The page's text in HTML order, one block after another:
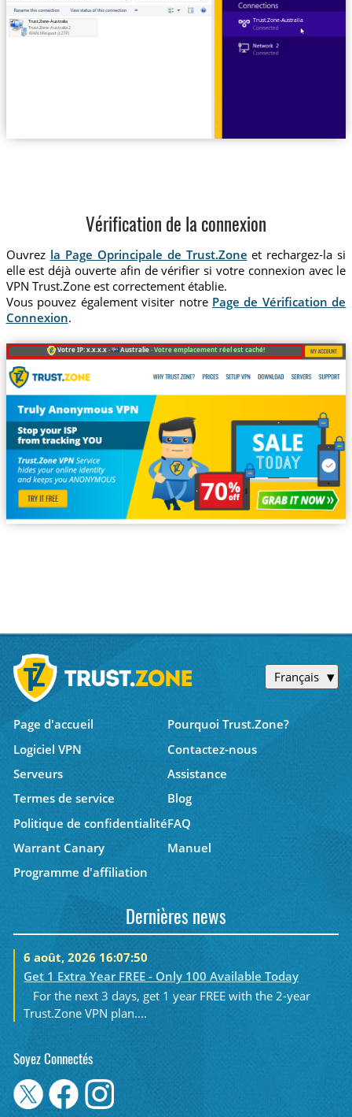
Trust.Zone-Australia
Trust.Zone-Australia 2
Trust.Zone-Australia
Vérification de la connexion
Ouvrez la Page Oprincipale de Trust.Zone et rechargez-la si
elle est déjà ouverte afin de vérifier si votre connexion avec le
VPN Trust.Zone est correctement établie.
Vous pouvez également visiter notre Page de Vérification de
Connexion.
Votre IP: x.x.x.x · Australie ·Votre emplacement réel est caché!
Français
Page d'accueil
Pourquoi Trust.Zone?
Logiciel VPN
Contactez-nous
Serveurs
Assistance
Termes de service
Blog
Politique de confidentialitéFAQ
Warrant Canary
Manuel
Programme d'affiliation
Dernières news
6 août, 2026 16:07:50
Get 1 Extra Year FREE - Only 100 Available Today
For the next 3 days, get 1 year FREE with the 2-year
Trust.Zone VPN plan....
Soyez Connectés